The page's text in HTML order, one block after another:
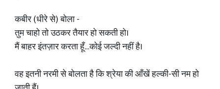
कबीर (धीरे से) बोला -
तुम चाहो तो उठकर तैयार हो सकती हो।
मैं बाहर इंतज़ार करता हूँ…कोई जल्दी नहीं है।
वह इतनी नरमी से बोलता है कि श्रेया की आँखें हल्की-सी नम हो